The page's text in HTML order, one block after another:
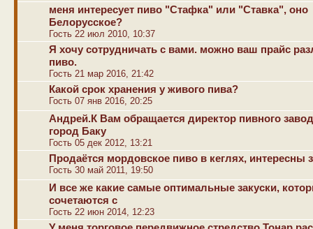
меня интересует пиво "Стафка" или "Ставка", оно
Белорусское?
Гость 22 июл 2010, 10:37
Я хочу сотрудничать с вами. можно ваш прайс
пиво.
Гость 21 мар 2016, 21:42
Какой срок хранения у живого пива?
Гость 07 янв 2016, 20:25
Андрей.К Вам обращается директор пивного
город Баку
Гость 05 дек 2012, 13:21
Продаётся мордовское пиво в кеглях, интересны
Гость 30 май 2011, 19:50
И все же какие самые оптимальные закуски,
сочетаются с
Гость 22 июн 2014, 12:23